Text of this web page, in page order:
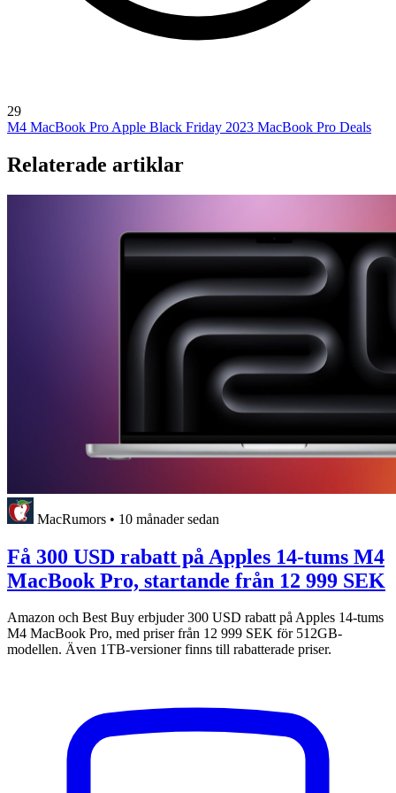
29
M4 MacBook Pro Apple Black Friday 2023 MacBook Pro Deals
Relaterade artiklar
MacRumors • 10 månader sedan
Få 300 USD rabatt på Apples 14-tums M4
MacBook Pro, startande från 12 999 SEK
Amazon och Best Buy erbjuder 300 USD rabatt på Apples 14-tums
M4 MacBook Pro, med priser från 12 999 SEK för 512GB-
modellen. Även 1TB-versioner finns till rabatterade priser.